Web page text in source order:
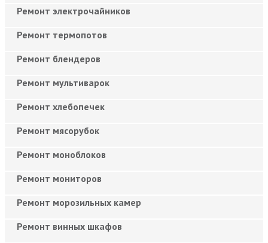
Ремонт электрочайников
Ремонт термопотов
Ремонт блендеров
Ремонт мультиварок
Ремонт хлебопечек
Ремонт мясорубок
Ремонт моноблоков
Ремонт мониторов
Ремонт морозильных камер
Ремонт винных шкафов